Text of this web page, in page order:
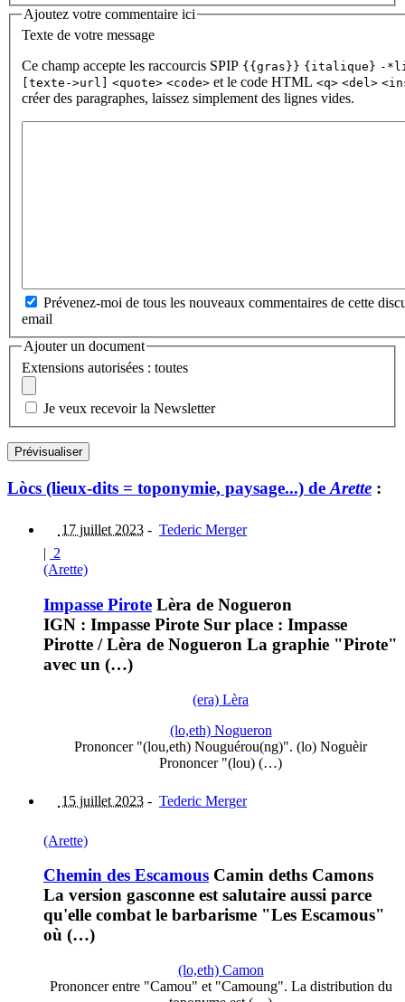
Ajoutez votre commentaire ici
Texte de votre message
Ce champ accepte les raccourcis SPIP {{gras}} {italique} -
[texte->url]
<quote> <code> et le code HTML <q> <del>
créer des paragraphes, laissez simplement des lignes vides.
Prévenez-moi de tous les nouveaux commentaires de cette
email
Ajouter un document
Extensions autorisées : toutes
Je veux recevoir la Newsletter
Lòcs (lieux-dits = toponymie, paysage...) de Arette :
17 juillet 2023 - Tederic Merger
| 2
(Arette)
Impasse Pirote Lèra de Nogueron
IGN : Impasse Pirote Sur place : Impasse
Pirotte / Lèra de Nogueron La graphie "Pirote"
avec un (…)
(era) Lèra
(lo,eth) Nogueron
Prononcer "(lou,eth) Nouguérou(ng)". (lo) Noguèir
Prononcer "(lou) (…)
15 juillet 2023 - Tederic Merger
(Arette)
Chemin des Escamous Camin deths Camons
La version gasconne est salutaire aussi parce
qu'elle combat le barbarisme "Les Escamous"
où (…)
(lo,eth) Camon
Prononcer entre "Camou" et "Camoung". La distribution du